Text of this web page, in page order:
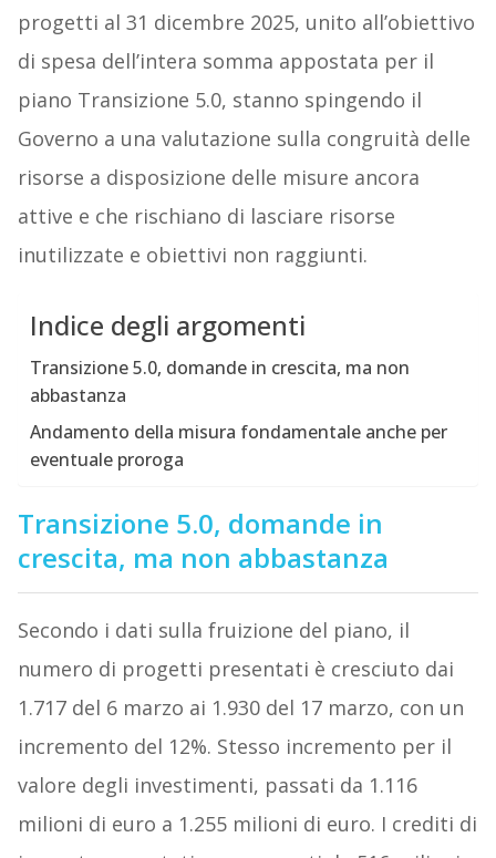
progetti al 31 dicembre 2025, unito all’obiettivo
di spesa dell’intera somma appostata per il
piano Transizione 5.0, stanno spingendo il
Governo a una valutazione sulla congruità delle
risorse a disposizione delle misure ancora
attive e che rischiano di lasciare risorse
inutilizzate e obiettivi non raggiunti.
Indice degli argomenti
Transizione 5.0, domande in crescita, ma non
abbastanza
Andamento della misura fondamentale anche per
eventuale proroga
Transizione 5.0, domande in
crescita, ma non abbastanza
Secondo i dati sulla fruizione del piano, il
numero di progetti presentati è cresciuto dai
1.717 del 6 marzo ai 1.930 del 17 marzo, con un
incremento del 12%. Stesso incremento per il
valore degli investimenti, passati da 1.116
milioni di euro a 1.255 milioni di euro. I crediti di